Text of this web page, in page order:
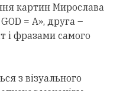
картин Мирослава
= А», друга –
і фразами самого
з візуального